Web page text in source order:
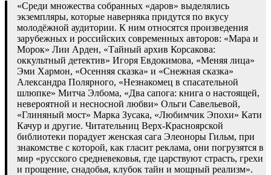
«Среди множества собранных «даров» выделялись
экземпляры, которые наверняка придутся по вкусу
молодёжной аудитории. К ним относятся произведения
зарубежных и российских современных авторов: «Мара и
Морок» Лии Арден, «Тайный архив Корсакова:
оккультный детектив» Игоря Евдокимова, «Меняя лица»
Эми Хармон, «Осенняя сказка» и «Снежная сказка»
Александра Полярного, «Незнакомец в спасательной
шлюпке» Митча Элбома, «Два сапога: книга о настоящей,
невероятной и несносной любви» Ольги Савельевой,
«Глиняный мост» Марка Зусака, «Любимчик Эпохи» Кати
Качур и другие. Читательниц Верх-Красноярской
библиотеки порадует женская сага Элеоноры Гильм, при
знакомстве с которой, как гласит реклама, они погрузятся в
мир «русского средневековья, где царствуют страсть, грехи
и прощение, снадобья, клубок тайн и мощный реализм».